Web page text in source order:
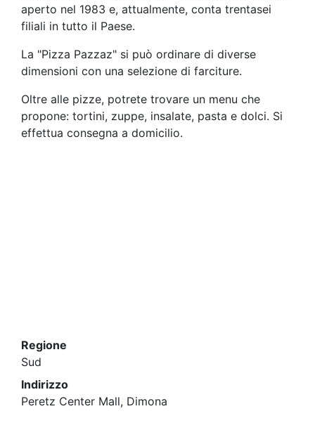
aperto nel 1983 e, attualmente, conta trentasei
filiali in tutto il Paese.
La "Pizza Pazzaz" si può ordinare di diverse
dimensioni con una selezione di farciture.
Oltre alle pizze, potrete trovare un menu che
propone: tortini, zuppe, insalate, pasta e dolci. Si
effettua consegna a domicilio.
Regione
Sud
Indirizzo
Peretz Center Mall, Dimona